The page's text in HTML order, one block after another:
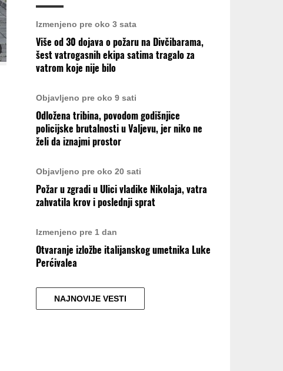
Izmenjeno pre oko 3 sata
Više od 30 dojava o požaru na Divčibarama,
šest vatrogasnih ekipa satima tragalo za
vatrom koje nije bilo
Objavljeno pre oko 9 sati
Odložena tribina, povodom godišnjice
policijske brutalnosti u Valjevu, jer niko ne
želi da iznajmi prostor
Objavljeno pre oko 20 sati
Požar u zgradi u Ulici vladike Nikolaja, vatra
zahvatila krov i poslednji sprat
Izmenjeno pre 1 dan
Otvaranje izložbe italijanskog umetnika Luke
Perćivalea
NAJNOVIJE VESTI